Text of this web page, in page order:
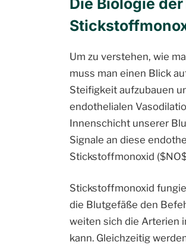
Die Biologie
Um zu verstehen, wie
muss man einen Blick
Steifigkeit aufzubauen
endothelialen
Innenschicht unserer
Signale an diese
Stickstoffmonoxid
Stickstoffmonoxid
die Blutgefäße den
weiten sich die Arterien
kann. Gleichzeitig